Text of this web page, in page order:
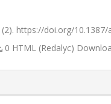
(2). https://doi.org/10.1387/
0 HTML (Redalyc)